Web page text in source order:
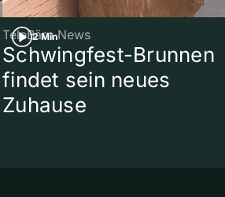
2 Min
TeleBärn News
Schwingfest-Brunnen
findet sein neues
Zuhause